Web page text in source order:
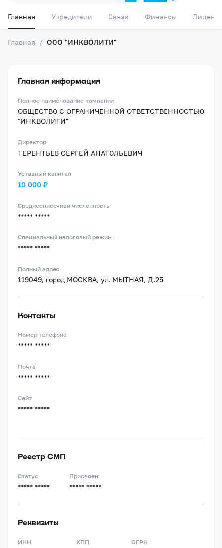
Главная Учредители Связи Финансы
Главная / ООО "ИНКВОЛИТИ"
Главная информация
Полное наименование компании
ОБЩЕСТВО С ОГРАНИЧЕННОЙ ОТВЕТСТВЕННОСТЬЮ
"ИНКВОЛИТИ"
Директор
ТЕРЕНТЬЕВ СЕРГЕЙ АНАТОЛЬЕВИЧ
Уставный капитал
10 000 ₽
Среднесписочная численность
***** *****
Специальный налоговый режим
***** *****
Полный адрес
119049, город МОСКВА, ул. МЫТНАЯ, Д.25
Контакты
Номер телефона
***** *****
Почта
***** *****
Сайт
***** *****
Реестр СМП
Статус
***** *****
Присвоен
***** *****
Реквизиты
ИНН КПП ОГРН